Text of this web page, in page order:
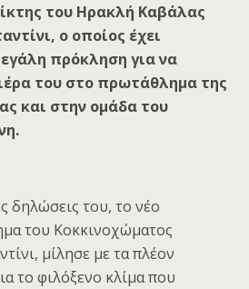
του Ηρακλή Καβάλας
ο οποίος έχει
πρόκληση για να
του στο πρωτάθλημα της
και στην ομάδα του
δηλώσεις του, το νέο
του Κοκκινοχώματος
μίλησε με τα πλέον
το φιλόξενο κλίμα που